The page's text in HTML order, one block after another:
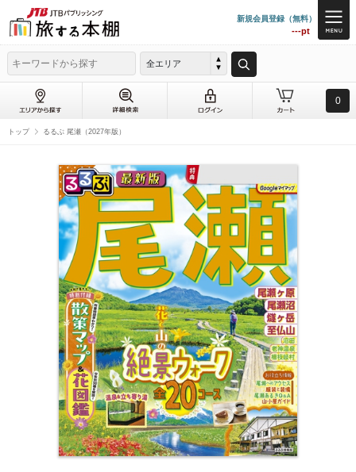
新規会員登録（無料）
---pt
全エリア
0
トップ るるぶ 尾瀬（2027年版）